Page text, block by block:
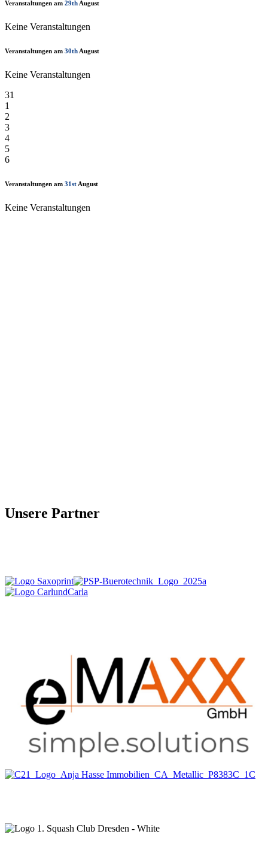
Veranstaltungen am 29th August
Keine Veranstaltungen
Veranstaltungen am 30th August
Keine Veranstaltungen
31
1
2
3
4
5
6
Veranstaltungen am 31st August
Keine Veranstaltungen
Unsere Partner